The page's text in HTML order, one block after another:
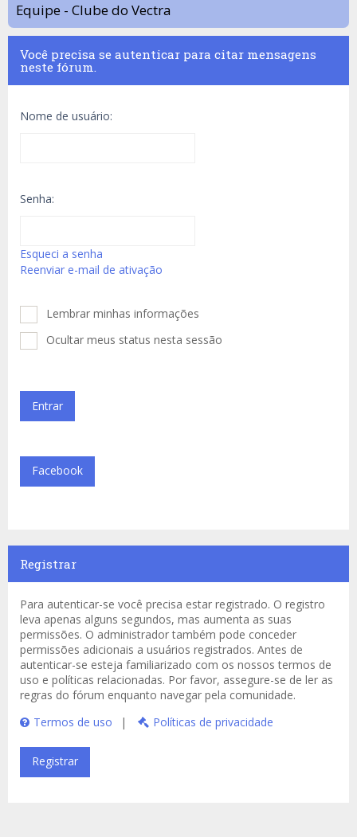
Equipe - Clube do Vectra
Você precisa se autenticar para citar mensagens
neste fórum.
Nome de usuário:
Senha:
Esqueci a senha
Reenviar e-mail de ativação
Lembrar minhas informações
Ocultar meus status nesta sessão
Facebook
Registrar
Para autenticar-se você precisa estar registrado. O registro
leva apenas alguns segundos, mas aumenta as suas
permissões. O administrador também pode conceder
permissões adicionais a usuários registrados. Antes de
autenticar-se esteja familiarizado com os nossos termos de
uso e políticas relacionadas. Por favor, assegure-se de ler as
regras do fórum enquanto navegar pela comunidade.
Termos de uso
| Políticas de privacidade
Registrar